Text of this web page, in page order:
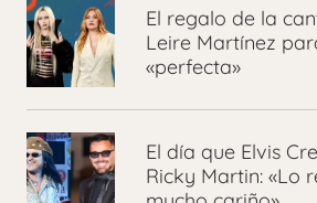
El regalo de la
Leire Martínez
«perfecta»
El día que Elvis
Ricky Martin: «Lo